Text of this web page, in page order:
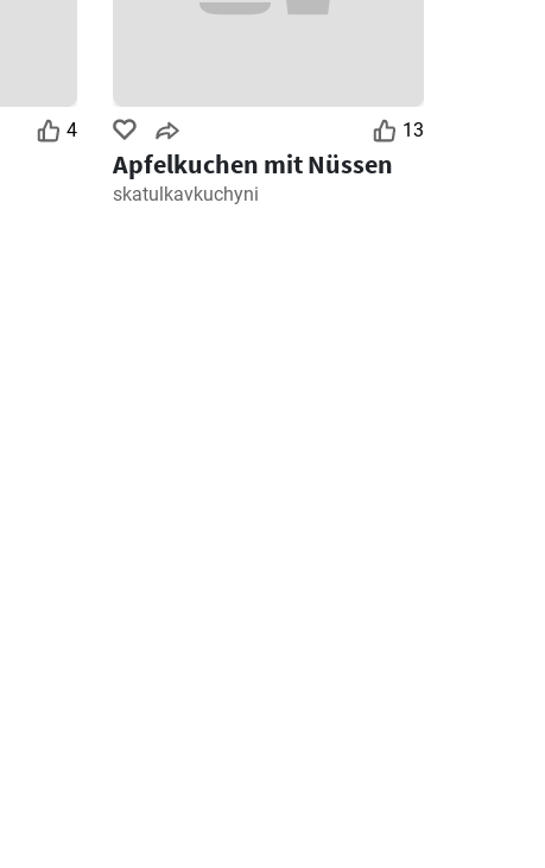
4 13
Apfelkuchen mit Nüssen
skatulkavkuchyni